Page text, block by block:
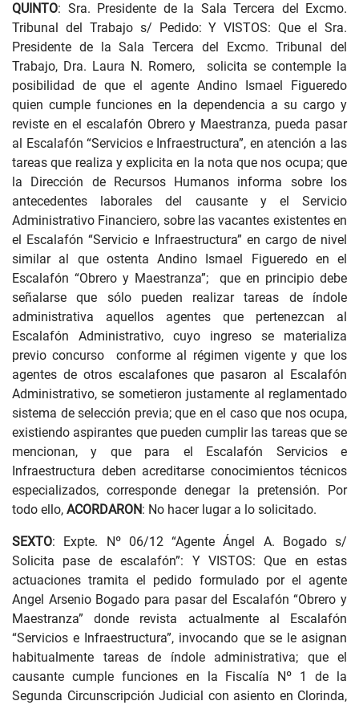
QUINTO: Sra. Presidente de la Sala Tercera del Excmo.
Tribunal del Trabajo s/ Pedido: Y VISTOS: Que el Sra.
Presidente de la Sala Tercera del Excmo. Tribunal del
Trabajo, Dra. Laura N. Romero, solicita se contemple la
posibilidad de que el agente Andino Ismael Figueredo
quien cumple funciones en la dependencia a su cargo y
reviste en el escalafón Obrero y Maestranza, pueda pasar
al Escalafón “Servicios e Infraestructura”, en atención a las
tareas que realiza y explicita en la nota que nos ocupa; que
la Dirección de Recursos Humanos informa sobre los
antecedentes laborales del causante y el Servicio
Administrativo Financiero, sobre las vacantes existentes en
el Escalafón “Servicio e Infraestructura” en cargo de nivel
similar al que ostenta Andino Ismael Figueredo en el
Escalafón “Obrero y Maestranza”; que en principio debe
señalarse que sólo pueden realizar tareas de índole
administrativa aquellos agentes que pertenezcan al
Escalafón Administrativo, cuyo ingreso se materializa
previo concurso conforme al régimen vigente y que los
agentes de otros escalafones que pasaron al Escalafón
Administrativo, se sometieron justamente al reglamentado
sistema de selección previa; que en el caso que nos ocupa,
existiendo aspirantes que pueden cumplir las tareas que se
mencionan, y que para el Escalafón Servicios e
Infraestructura deben acreditarse conocimientos técnicos
especializados, corresponde denegar la pretensión. Por
todo ello, ACORDARON: No hacer lugar a lo solicitado.
SEXTO: Expte. Nº 06/12 “Agente Ángel A. Bogado s/
Solicita pase de escalafón”: Y VISTOS: Que en estas
actuaciones tramita el pedido formulado por el agente
Angel Arsenio Bogado para pasar del Escalafón “Obrero y
Maestranza” donde revista actualmente al Escalafón
“Servicios e Infraestructura”, invocando que se le asignan
habitualmente tareas de índole administrativa; que el
causante cumple funciones en la Fiscalía Nº 1 de la
Segunda Circunscripción Judicial con asiento en Clorinda,